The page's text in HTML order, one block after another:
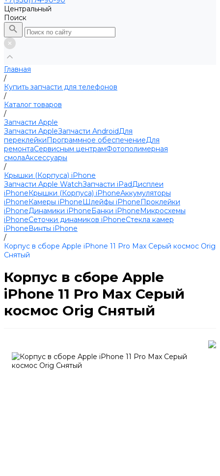
Центральный
Поиск
Главная
/
Купить запчасти для телефонов
/
Каталог товаров
/
Запчасти Apple
Запчасти AppleЗапчасти AndroidДля
переклейкиПрограммное обеспечениеДля
ремонтаСервисным центрамФотополимерная
смолаАксессуары
/
Крышки (Корпуса) iPhone
Запчасти Apple WatchЗапчасти iPadДисплеи
iPhoneКрышки (Корпуса) iPhoneАккумуляторы
iPhoneКамеры iPhoneШлейфы iPhoneПроклейки
iPhoneДинамики iPhoneБанки iPhoneМикросхемы
iPhoneСеточки динамиков iPhoneСтекла камер
iPhoneВинты iPhone
/
Корпус в сборе Apple iPhone 11 Pro Max Серый космос Orig
Снятый
Корпус в сборе Apple
iPhone 11 Pro Max Серый
космос Orig Снятый